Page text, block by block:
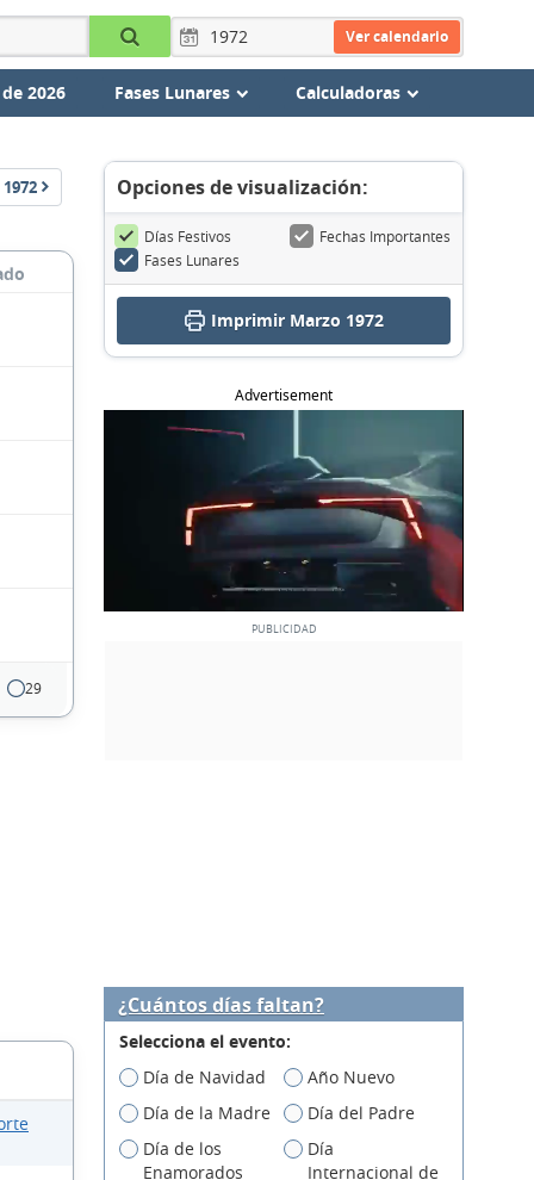
Ver calendario
2026 Fases Lunares Calculadoras
1972
29
Opciones de visualización:
Días Festivos
Fechas Importantes
Fases Lunares
Imprimir Marzo 1972
Advertisement
¿Cuántos días faltan?
Selecciona el evento:
Día de Navidad
Año Nuevo
Día de la Madre
Día del Padre
Día de los
Enamorados
Día
Internacional de